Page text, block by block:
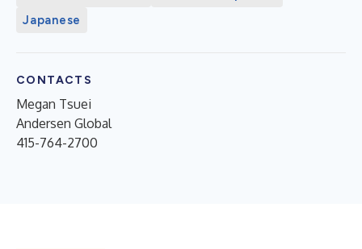
Japanese
CONTACTS
Megan Tsuei
Andersen Global
415-764-2700